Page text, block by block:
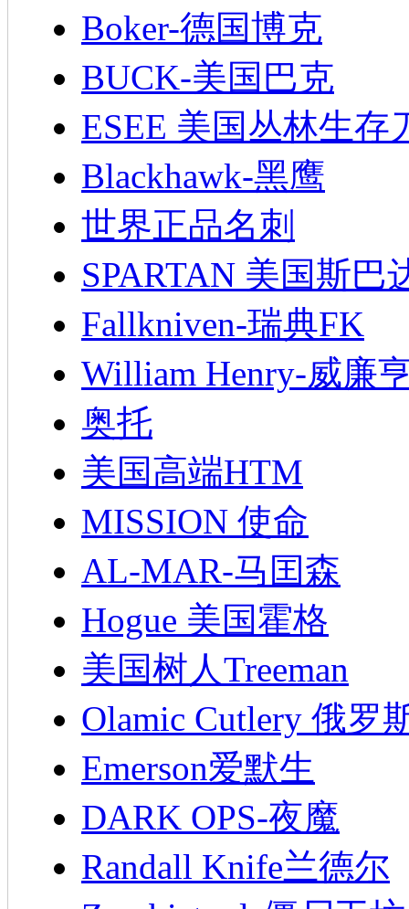
Boker-德国博克
BUCK-美国巴克
ESEE 美国丛林生存
Blackhawk-黑鹰
世界正品名刺
SPARTAN 美国斯巴
Fallkniven-瑞典FK
William Henry-威廉
奥托
美国高端HTM
MISSION 使命
AL-MAR-马囯森
Hogue 美国霍格
美国树人Treeman
Olamic Cutlery 俄罗
Emerson爱默生
DARK OPS-夜魔
Randall Knife兰德尔